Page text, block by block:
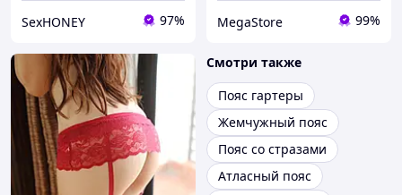
SexHONEY 97% MegaStore 99%
Смотри также
Пояс гартеры
Жемчужный пояс
Пояс со стразами
Атласный пояс